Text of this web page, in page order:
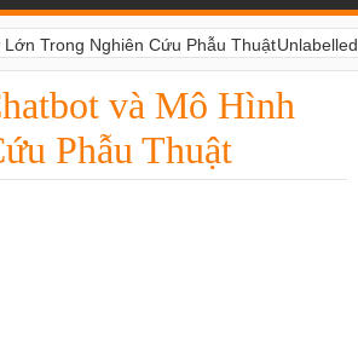
Unlabelled
Trong Nghiên Cứu Phẫu Thuật
và Mô Hình
Phẫu Thuật